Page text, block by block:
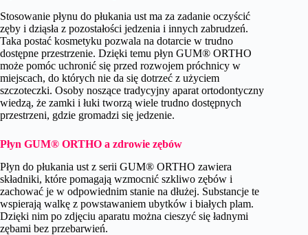
Stosowanie płynu do płukania ust ma za zadanie oczyścić
zęby i dziąsła z pozostałości jedzenia i innych zabrudzeń.
Taka postać kosmetyku pozwala na dotarcie w trudno
dostępne przestrzenie. Dzięki temu płyn GUM® ORTHO
może pomóc uchronić się przed rozwojem próchnicy w
miejscach, do których nie da się dotrzeć z użyciem
szczoteczki. Osoby noszące tradycyjny aparat ortodontyczny
wiedzą, że zamki i łuki tworzą wiele trudno dostępnych
przestrzeni, gdzie gromadzi się jedzenie.
Płyn GUM® ORTHO a zdrowie zębów
Płyn do płukania ust z serii GUM® ORTHO zawiera
składniki, które pomagają wzmocnić szkliwo zębów i
zachować je w odpowiednim stanie na dłużej. Substancje te
wspierają walkę z powstawaniem ubytków i białych plam.
Dzięki nim po zdjęciu aparatu można cieszyć się ładnymi
zębami bez przebarwień.